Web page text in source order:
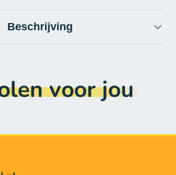
Beschrijving
voor jou